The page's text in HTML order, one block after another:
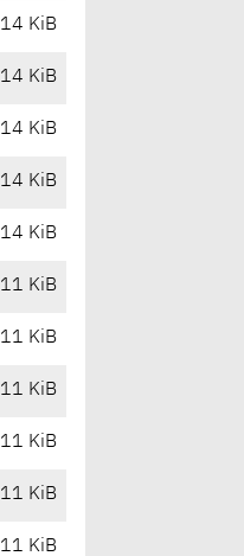
14 KiB
14 KiB
14 KiB
14 KiB
14 KiB
11 KiB
11 KiB
11 KiB
11 KiB
11 KiB
11 KiB